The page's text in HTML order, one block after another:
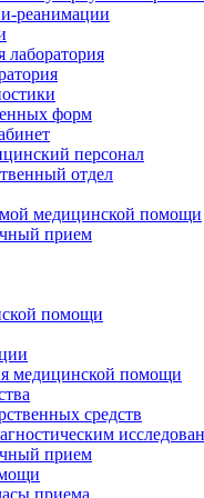
реанимации
лаборатория
форм
персонал
отдел
медицинской помощи
прием
помощи
медицинской помощи
средств
прием
приема